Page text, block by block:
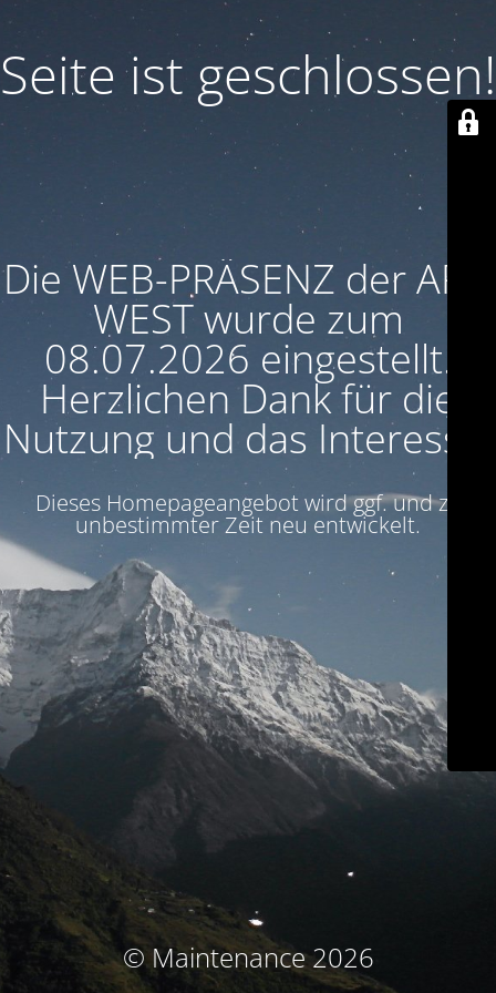
Seite ist geschlossen!
Die WEB-PRÄSENZ der ARU
WEST wurde zum
08.07.2026 eingestellt.
Herzlichen Dank für die
Nutzung und das Interesse!
Dieses Homepageangebot wird ggf. und zu
unbestimmter Zeit neu entwickelt.
© Maintenance 2026